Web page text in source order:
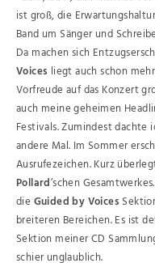
ist groß, die
Band um Sänger und
Da machen sich
Voices liegt auch schon
Vorfreude auf das Konzert
auch meine geheimen
Festivals. Zumindest dachte
andere Mal. Im Sommer
Ausrufezeichen. Kurz
Pollard’schen
dieGuided by Voices
breiteren Bereichen. Es ist
Sektion meiner CD
schier unglaublich.